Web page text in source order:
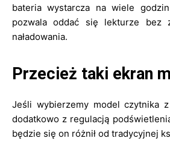
bateria wystarcza na wiele
pozwala oddać się lekturze bez
naładowania.
Przecież taki ekran
Jeśli wybierzemy model czytnika
dodatkowo z regulacją
będzie się on różnił od tradycyjnej